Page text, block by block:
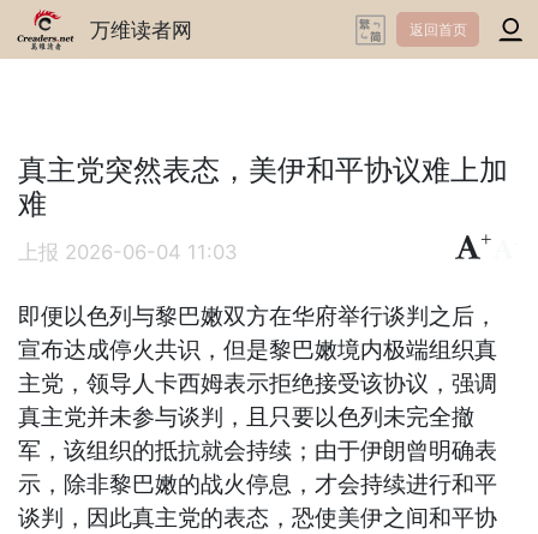
万维读者网 返回首页
真主党突然表态，美伊和平协议难上加
难
上报 2026-06-04 11:03
+
即便以色列与黎巴嫩双方在华府举行谈判之后，
宣布达成停火共识，但是黎巴嫩境内极端组织真
主党，领导人卡西姆表示拒绝接受该协议，强调
真主党并未参与谈判，且只要以色列未完全撤
军，该组织的抵抗就会持续；由于伊朗曾明确表
示，除非黎巴嫩的战火停息，才会持续进行和平
谈判，因此真主党的表态，恐使美伊之间和平协